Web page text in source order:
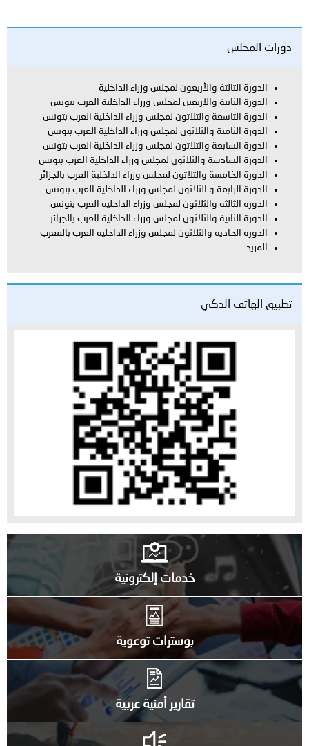
دورات المجلس
الدورة الثالثة والأربعون لمجلس وزراء الداخلية
الدورة الثانية والاربعين لمجلس وزراء الداخلية العرب بتونس
الدورة التاسعة والثلاثون لمجلس وزراء الداخلية العرب بتونس
الدورة الثامنة والثلاثون لمجلس وزراء الداخلية العرب بتونس
الدورة السابعة والثلاثون لمجلس وزراء الداخلية العرب بتونس
الدورة السادسة والثلاثون لمجلس وزراء الداخلية العرب بتونس
الدورة الخامسة والثلاثون لمجلس وزراء الداخلية العرب بالجزائر
الدورة الرابعة و الثلاثون لمجلس وزراء الداخلية العرب بتونس
الدورة الثالثة والثلاثون لمجلس وزراء الداخلية العرب بتونس
الدورة الثانية والثلاثون لمجلس وزراء الداخلية العرب بالجزائر
الدورة الحادية والثلاثون لمجلس وزراء الداخلية العرب بالمغرب
المزيد
تطبيق الهاتف الذكي
خدمات إلكترونية
بوسترات توعوية
تقارير أمنية عربية